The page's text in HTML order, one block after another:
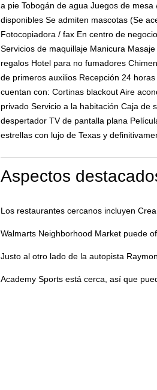
a pie Tobogán de agua Juegos de
disponibles Se admiten mascotas (Se
Fotocopiadora / fax En centro de
Servicios de maquillaje Manicura
regalos Hotel para no fumadores
de primeros auxilios Recepción 24
cuentan con: Cortinas blackout Aire
privado Servicio a la habitación Caja de
despertador TV de pantalla plana
estrellas con lujo de Texas y
Aspectos
Los restaurantes cercanos incluyen
Walmarts Neighborhood Market puede
Justo al otro lado de la autopista
Academy Sports está cerca, así que